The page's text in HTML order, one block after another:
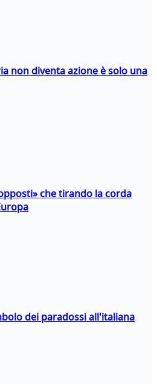
non diventa azione è solo una
che tirando la corda
dei paradossi all'italiana